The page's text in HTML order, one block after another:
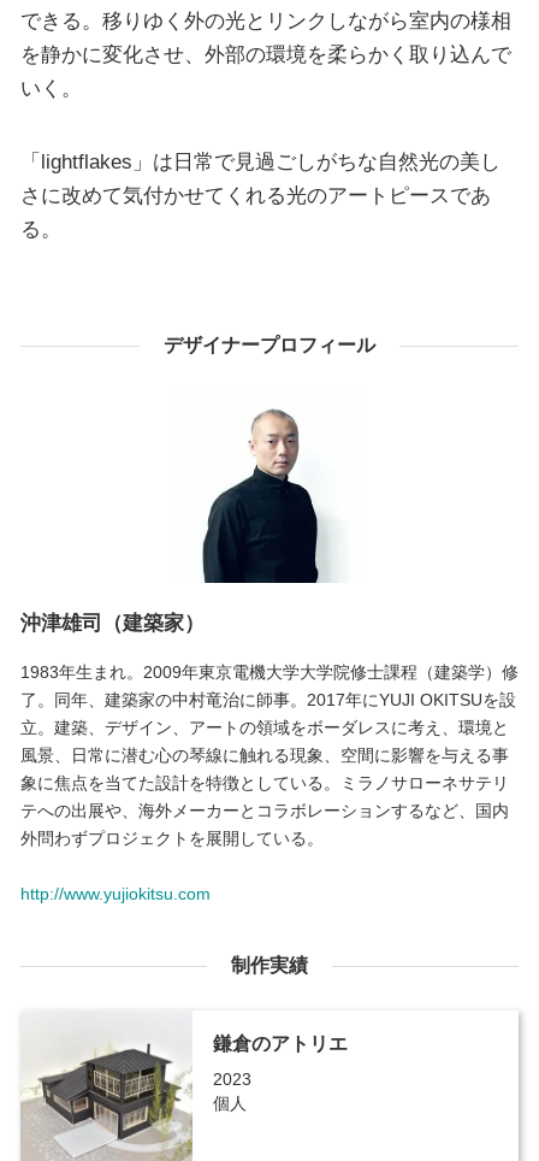
できる。移りゆく外の光とリンクしながら室内の様相
を静かに変化させ、外部の環境を柔らかく取り込んで
いく。
「lightflakes」は日常で見過ごしがちな自然光の美し
さに改めて気付かせてくれる光のアートピースであ
る。
デザイナープロフィール
沖津雄司（建築家）
1983年生まれ。2009年東京電機大学大学院修士課程（建築学）修
了。同年、建築家の中村竜治に師事。2017年にYUJI OKITSUを設
立。建築、デザイン、アートの領域をボーダレスに考え、環境と
風景、日常に潜む心の琴線に触れる現象、空間に影響を与える事
象に焦点を当てた設計を特徴としている。ミラノサローネサテリ
テへの出展や、海外メーカーとコラボレーションするなど、国内
外問わずプロジェクトを展開している。
http://www.yujiokitsu.com
制作実績
鎌倉のアトリエ
2023
個人